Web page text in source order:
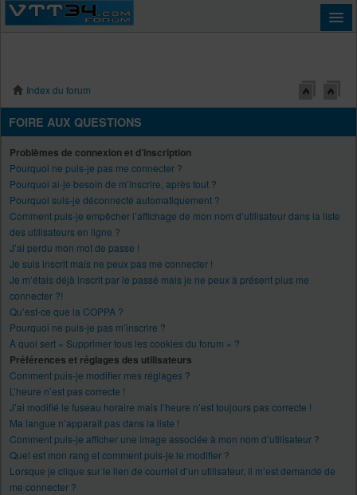
Index du forum
FOIRE AUX QUESTIONS
Problèmes de connexion et d’inscription
Pourquoi ne puis-je pas me connecter ?
Pourquoi ai-je besoin de m’inscrire, après tout ?
Pourquoi suis-je déconnecté automatiquement ?
Comment puis-je empêcher l’affichage de mon nom d’utilisateur dans la liste
des utilisateurs en ligne ?
J’ai perdu mon mot de passe !
Je suis inscrit mais ne peux pas me connecter !
Je m’étais déjà inscrit par le passé mais je ne peux à présent plus me
connecter ?!
Qu’est-ce que la COPPA ?
Pourquoi ne puis-je pas m’inscrire ?
À quoi sert « Supprimer tous les cookies du forum » ?
Préférences et réglages des utilisateurs
Comment puis-je modifier mes réglages ?
L’heure n’est pas correcte !
J’ai modifié le fuseau horaire mais l’heure n’est toujours pas correcte !
Ma langue n’apparaît pas dans la liste !
Comment puis-je afficher une image associée à mon nom d’utilisateur ?
Quel est mon rang et comment puis-je le modifier ?
Lorsque je clique sur le lien de courriel d’un utilisateur, il m’est demandé de
me connecter ?